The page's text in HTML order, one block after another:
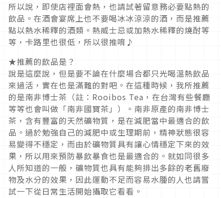
所以說，即使店裡面會熱，也請試著留意務必要點熱的
飲品。在酒會宴席上也不要喝冰冰涼涼的酒，而是推薦
點以熱水稀釋的酒類。熱威士忌或加熱水稀釋的燒酎等
等，卡路里也很低，所以很推唷♪
★推薦的飲品是？
說是這麼說，但是要不論在什麼場合都只光喝溫熱飲品
來過活，實在也是滿難的對吧。在這種時候，我所推薦
的是南非博士茶（註：Rooibos Tea，在台灣有些餐廳
等等也會叫做「南非國寶茶」）。南非原產的南非博士
茶，含有豐富的天然礦物質，是在減肥當中最適合的飲
品。過於勉強自己的減肥中或生理期前，精神狀態很容
易變得不穩定，而由於礦物質具有讓心情穩定下來的效
果，所以用來預防暴飲暴食也是最適合的。就如同很多
人所知道的一般，礦物質也具有能夠排出多餘的老舊廢
物及水分的效果，因此運動不足而容易水腫的人也請嘗
試一下從日常生活開始攝取它看看。